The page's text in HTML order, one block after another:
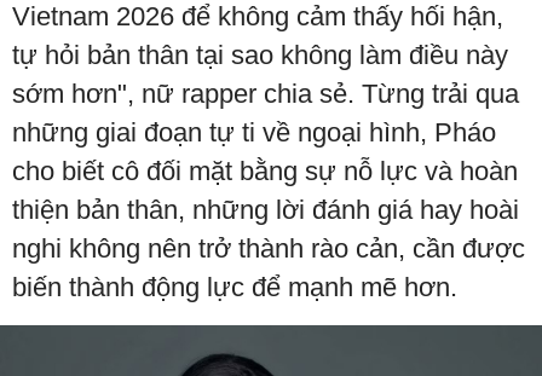
Vietnam 2026 để không cảm thấy hối hận,
tự hỏi bản thân tại sao không làm điều này
sớm hơn", nữ rapper chia sẻ. Từng trải qua
những giai đoạn tự ti về ngoại hình, Pháo
cho biết cô đối mặt bằng sự nỗ lực và hoàn
thiện bản thân, những lời đánh giá hay hoài
nghi không nên trở thành rào cản, cần được
biến thành động lực để mạnh mẽ hơn.